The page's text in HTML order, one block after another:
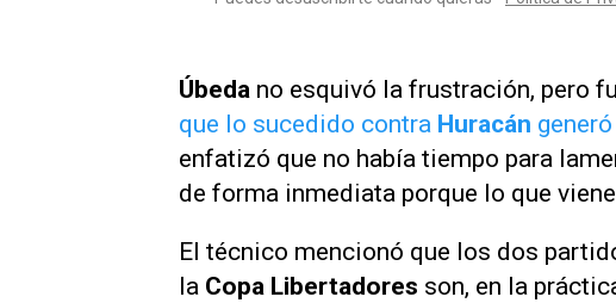
Úbeda no esquivó la frustración, pero
que lo sucedido contra Huracán
enfatizó que no había tiempo para
de forma inmediata porque lo que
El técnico mencionó que los dos
la Copa Libertadores son, en la